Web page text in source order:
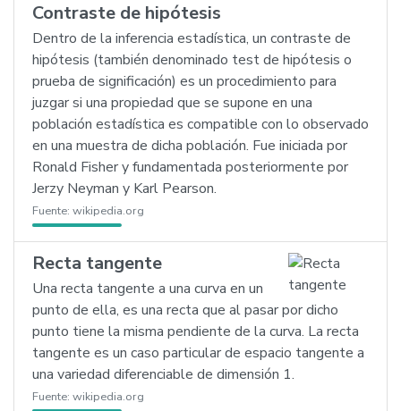
Contraste de hipótesis
Dentro de la inferencia estadística, un contraste de
hipótesis (también denominado test de hipótesis o
prueba de significación) es un procedimiento para
juzgar si una propiedad que se supone en una
población estadística es compatible con lo observado
en una muestra de dicha población. Fue iniciada por
Ronald Fisher y fundamentada posteriormente por
Jerzy Neyman y Karl Pearson.
Fuente: wikipedia.org
Recta tangente
Una recta tangente a una curva en un
punto de ella, es una recta que al pasar por dicho
punto tiene la misma pendiente de la curva. La recta
tangente es un caso particular de espacio tangente a
una variedad diferenciable de dimensión 1.
Fuente: wikipedia.org